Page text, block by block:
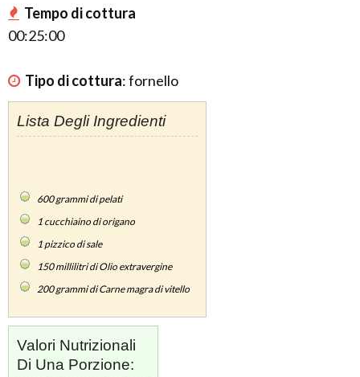
Tempo di cottura
00:25:00
Tipo di cottura:fornello
Lista Degli Ingredienti
600grammi di pelati
1 cucchiaino di origano
1 pizzico di sale
150millilitri di Olio extravergine
200grammi di Carne magra di vitello
Valori Nutrizionali
Di Una Porzione: